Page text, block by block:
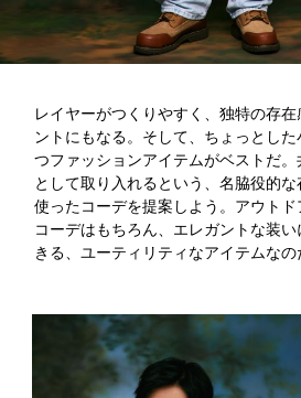
レイヤーがつくりやすく、独特の存
ントにもなる。そして、ちょっとし
つファッションアイテムがベストだ
として取り入れるという、名脇役的
使ったコーデを提案しよう。アウト
コーデはもちろん、エレガントな装
きる、ユーティリティなアイテムなの